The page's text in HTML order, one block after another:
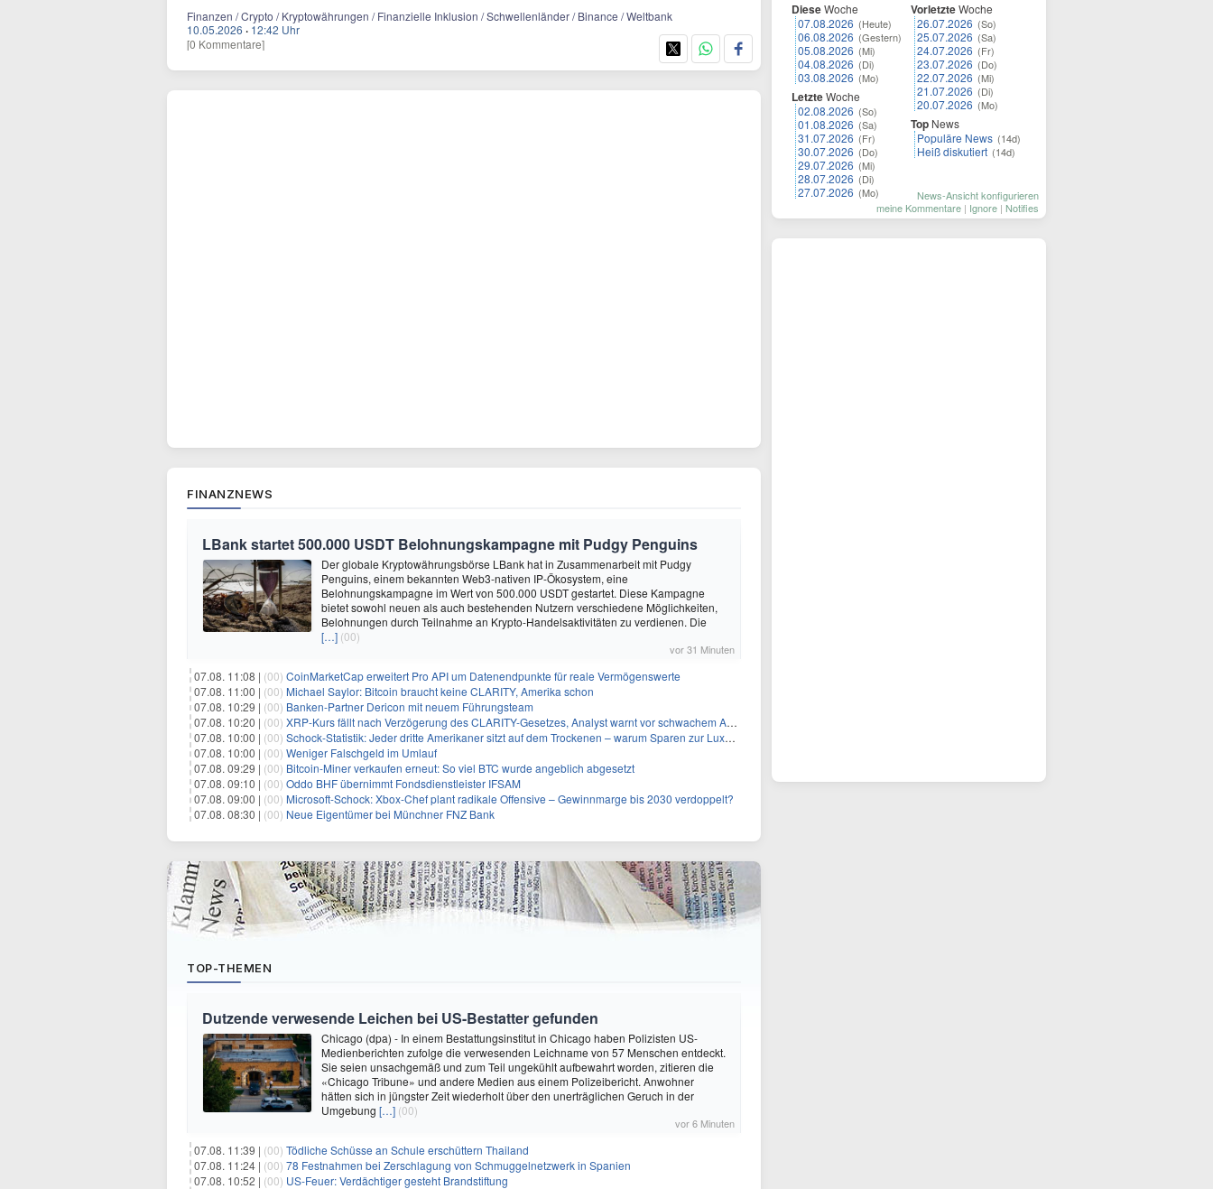
Finanzen / Crypto / Kryptowährungen / Finanzielle Inklusion / Schwellenländer / Binance / Weltbank
10.05.2026 · 12:42 Uhr
[0 Kommentare]
FINANZNEWS
LBank startet 500.000 USDT Belohnungskampagne mit Pudgy Penguins
Der globale Kryptowährungsbörse LBank hat in Zusammenarbeit mit Pudgy
Penguins, einem bekannten Web3-nativen IP-Ökosystem, eine
Belohnungskampagne im Wert von 500.000 USDT gestartet. Diese Kampagne
bietet sowohl neuen als auch bestehenden Nutzern verschiedene Möglichkeiten,
Belohnungen durch Teilnahme an Krypto-Handelsaktivitäten zu verdienen. Die
[…] (00)
vor 31 Minuten
07.08. 11:08 | (00) CoinMarketCap erweitert Pro API um Datenendpunkte für reale Vermögenswerte
07.08. 11:00 | (00) Michael Saylor: Bitcoin braucht keine CLARITY, Amerika schon
07.08. 10:29 | (00) Banken-Partner Dericon mit neuem Führungsteam
07.08. 10:20 | (00) XRP-Kurs fällt nach Verzögerung des CLARITY-Gesetzes, Analyst warnt vor schwachem August-Trend
07.08. 10:00 | (00) Schock-Statistik: Jeder dritte Amerikaner sitzt auf dem Trockenen – warum Sparen zur Luxus-Aktivität wird
07.08. 10:00 | (00) Weniger Falschgeld im Umlauf
07.08. 09:29 | (00) Bitcoin-Miner verkaufen erneut: So viel BTC wurde angeblich abgesetzt
07.08. 09:10 | (00) Oddo BHF übernimmt Fondsdienstleister IFSAM
07.08. 09:00 | (00) Microsoft-Schock: Xbox-Chef plant radikale Offensive – Gewinnmarge bis 2030 verdoppelt?
07.08. 08:30 | (00) Neue Eigentümer bei Münchner FNZ Bank
TOP-THEMEN
Dutzende verwesende Leichen bei US-Bestatter gefunden
Chicago (dpa) - In einem Bestattungsinstitut in Chicago haben Polizisten US-
Medienberichten zufolge die verwesenden Leichname von 57 Menschen entdeckt.
Sie seien unsachgemäß und zum Teil ungekühlt aufbewahrt worden, zitieren die
«Chicago Tribune» und andere Medien aus einem Polizeibericht. Anwohner
hätten sich in jüngster Zeit wiederholt über den unerträglichen Geruch in der
Umgebung […] (00)
vor 6 Minuten
07.08. 11:39 | (00) Tödliche Schüsse an Schule erschüttern Thailand
07.08. 11:24 | (00) 78 Festnahmen bei Zerschlagung von Schmuggelnetzwerk in Spanien
07.08. 10:52 | (00) US-Feuer: Verdächtiger gesteht Brandstiftung
DieseWoche
07.08.2026 (Heute)
06.08.2026 (Gestern)
05.08.2026 (Mi)
04.08.2026 (Di)
03.08.2026 (Mo)
LetzteWoche
02.08.2026 (So)
01.08.2026 (Sa)
31.07.2026 (Fr)
30.07.2026 (Do)
29.07.2026 (Mi)
28.07.2026 (Di)
27.07.2026 (Mo)
VorletzteWoche
26.07.2026 (So)
25.07.2026 (Sa)
24.07.2026 (Fr)
23.07.2026 (Do)
22.07.2026 (Mi)
21.07.2026 (Di)
20.07.2026 (Mo)
Top News
Populäre News (14d)
Heiß diskutiert (14d)
News-Ansicht konfigurieren
meine Kommentare | Ignore | Notifies